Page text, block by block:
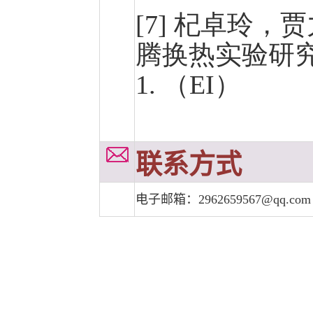
[7] 杞卓玲，
腾换热实验研
1. （EI）
联系方式
电子邮箱：2962659567@qq.com